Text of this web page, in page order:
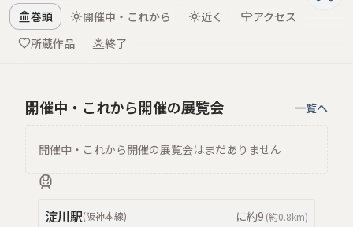
巻頭 開催中・これから 近く
アクセス
所蔵作品
終了
開催中・これから開催の展覧会 一覧へ
開催中・これから開催の展覧会はまだありません
淀川駅(阪神本線) に約9 (約0.8km)